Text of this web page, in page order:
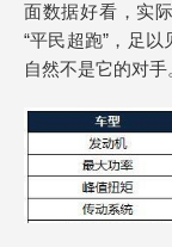
面数据好看，实
“平民超跑”，足
自然不是它的对手